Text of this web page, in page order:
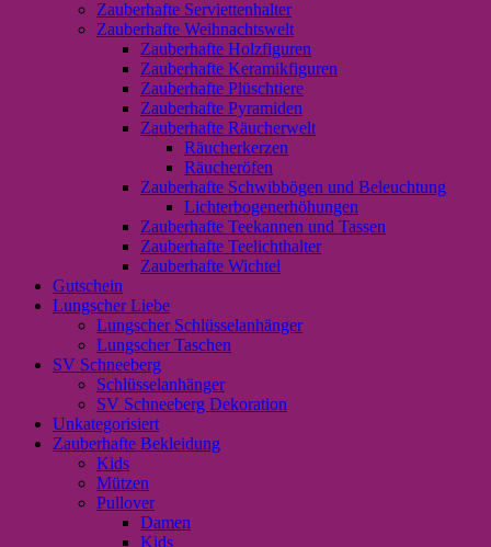
Zauberhafte Serviettenhalter
Zauberhafte Weihnachtswelt
Zauberhafte Holzfiguren
Zauberhafte Keramikfiguren
Zauberhafte Plüschtiere
Zauberhafte Pyramiden
Zauberhafte Räucherwelt
Räucherkerzen
Räucheröfen
Zauberhafte Schwibbögen und Beleuchtung
Lichterbogenerhöhungen
Zauberhafte Teekannen und Tassen
Zauberhafte Teelichthalter
Zauberhafte Wichtel
Gutschein
Lungscher Liebe
Lungscher Schlüsselanhänger
Lungscher Taschen
SV Schneeberg
Schlüsselanhänger
SV Schneeberg Dekoration
Unkategorisiert
Zauberhafte Bekleidung
Kids
Mützen
Pullover
Damen
Kids